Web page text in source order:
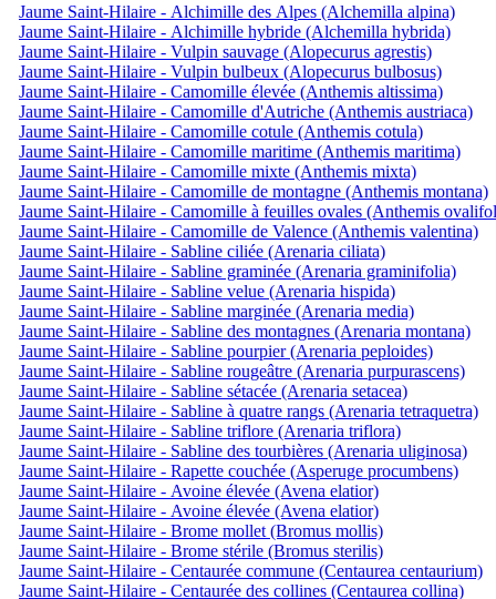
Jaume Saint-Hilaire - Alchimille des Alpes (Alchemilla alpina)
Jaume Saint-Hilaire - Alchimille hybride (Alchemilla hybrida)
Jaume Saint-Hilaire - Vulpin sauvage (Alopecurus agrestis)
Jaume Saint-Hilaire - Vulpin bulbeux (Alopecurus bulbosus)
Jaume Saint-Hilaire - Camomille élevée (Anthemis altissima)
Jaume Saint-Hilaire - Camomille d'Autriche (Anthemis austriaca)
Jaume Saint-Hilaire - Camomille cotule (Anthemis cotula)
Jaume Saint-Hilaire - Camomille maritime (Anthemis maritima)
Jaume Saint-Hilaire - Camomille mixte (Anthemis mixta)
Jaume Saint-Hilaire - Camomille de montagne (Anthemis montana)
Jaume Saint-Hilaire - Camomille à feuilles ovales (Anthemis
Jaume Saint-Hilaire - Camomille de Valence (Anthemis valentina)
Jaume Saint-Hilaire - Sabline ciliée (Arenaria ciliata)
Jaume Saint-Hilaire - Sabline graminée (Arenaria graminifolia)
Jaume Saint-Hilaire - Sabline velue (Arenaria hispida)
Jaume Saint-Hilaire - Sabline marginée (Arenaria media)
Jaume Saint-Hilaire - Sabline des montagnes (Arenaria montana)
Jaume Saint-Hilaire - Sabline pourpier (Arenaria peploides)
Jaume Saint-Hilaire - Sabline rougeâtre (Arenaria purpurascens)
Jaume Saint-Hilaire - Sabline sétacée (Arenaria setacea)
Jaume Saint-Hilaire - Sabline à quatre rangs (Arenaria tetraquetra)
Jaume Saint-Hilaire - Sabline triflore (Arenaria triflora)
Jaume Saint-Hilaire - Sabline des tourbières (Arenaria uliginosa)
Jaume Saint-Hilaire - Rapette couchée (Asperuge procumbens)
Jaume Saint-Hilaire - Avoine élevée (Avena elatior)
Jaume Saint-Hilaire - Avoine élevée (Avena elatior)
Jaume Saint-Hilaire - Brome mollet (Bromus mollis)
Jaume Saint-Hilaire - Brome stérile (Bromus sterilis)
Jaume Saint-Hilaire - Centaurée commune (Centaurea centaurium)
Jaume Saint-Hilaire - Centaurée des collines (Centaurea collina)